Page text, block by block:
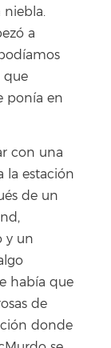
niebla.
a
que
ponía en
con una
la estación
de un
y un
había que
de
donde